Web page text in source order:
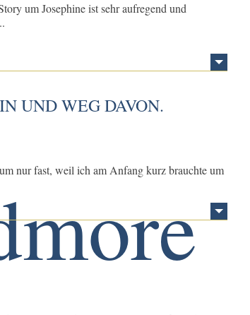
um Josephine ist sehr aufregend und
UND WEG DAVON.
nur fast, weil ich am Anfang kurz brauchte um